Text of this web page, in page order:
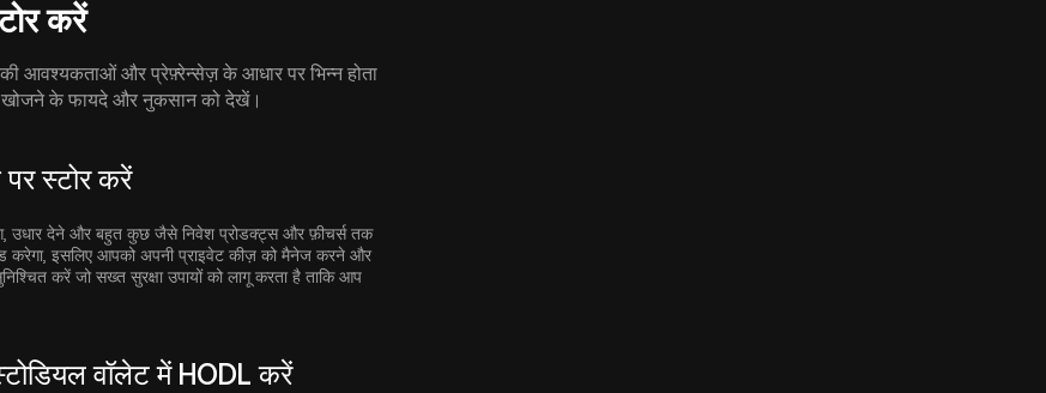
करें
आवश्यकताओं और प्रेफ़्रेन्सेज़ के आधार पर भिन्न होता
खोजने के फायदे और नुकसान को देखें।
स्टोर करें
उधार देने और बहुत कुछ जैसे निवेश प्रोडक्ट्स और फ़ीचर्स तक
इसलिए आपको अपनी प्राइवेट कीज़ को मैनेज करने और
करें जो सख्त सुरक्षा उपायों को लागू करता है ताकि आप
वॉलेट में HODL करें